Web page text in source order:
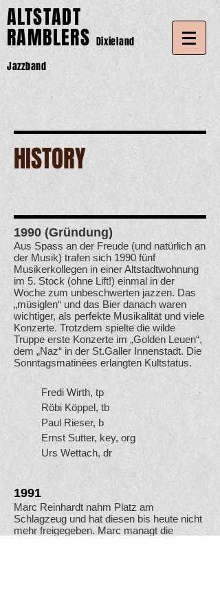
ALTSTADT
RAMBLERS Dixieland
Jazzband
HISTORY
1990 (Gründung)
Aus Spass an der Freude (und natürlich an
der Musik) trafen sich 1990 fünf
Musikerkollegen in einer Altstadtwohnung
im 5. Stock (ohne Lift!) einmal in der
Woche zum unbeschwerten jazzen. Das
„müsiglen“ und das Bier danach waren
wichtiger, als perfekte Musikalität und viele
Konzerte. Trotzdem spielte die wilde
Truppe erste Konzerte im „Golden Leuen“,
dem „Naz“ in der St.Galler Innenstadt. Die
Sonntagsmatinées erlangten Kultstatus.
Fredi Wirth, tp
Röbi Köppel, tb
Paul Rieser, b
Ernst Sutter, key, org
Urs Wettach, dr
1991
Marc Reinhardt nahm Platz am
Schlagzeug und hat diesen bis heute nicht
mehr freigegeben. Marc managt die